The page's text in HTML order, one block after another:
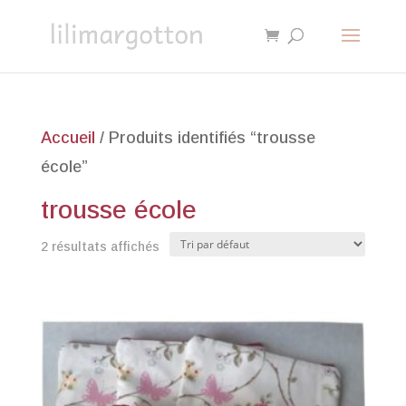
Accueil / Produits identifiés “trousse
école”
trousse école
2 résultats affichés